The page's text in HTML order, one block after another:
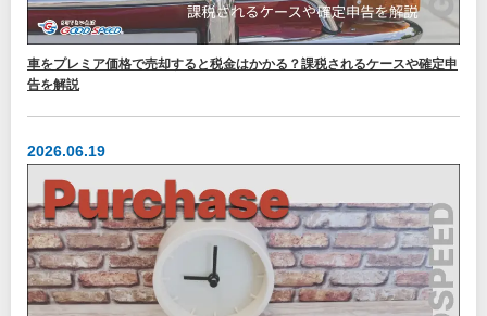
車をプレミア価格で売却すると税金はかかる？課税されるケースや確定申
告を解説
2026.06.19